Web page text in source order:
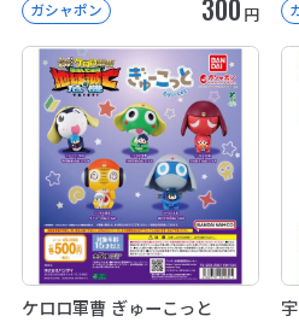
ガシャポン 300 円
ケロロ軍曹 ぎゅーこっと